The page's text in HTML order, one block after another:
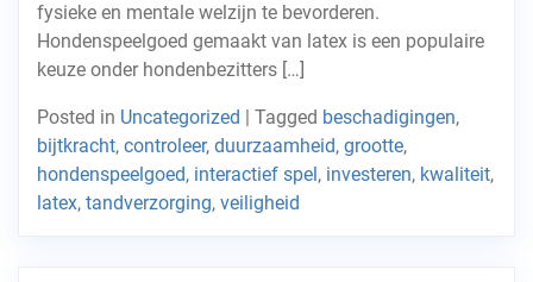
fysieke en mentale welzijn te bevorderen.
Hondenspeelgoed gemaakt van latex is een populaire
keuze onder hondenbezitters […]
Posted in Uncategorized | Tagged beschadigingen,
bijtkracht, controleer, duurzaamheid, grootte,
hondenspeelgoed, interactief spel, investeren, kwaliteit,
latex, tandverzorging, veiligheid